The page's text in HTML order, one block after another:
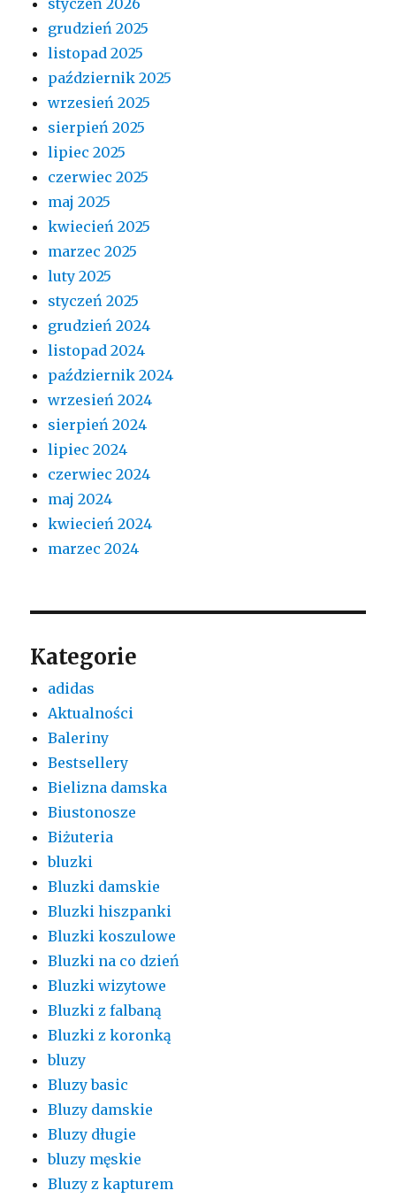
grudzień 2025
listopad 2025
październik 2025
wrzesień 2025
sierpień 2025
lipiec 2025
czerwiec 2025
maj 2025
kwiecień 2025
marzec 2025
luty 2025
styczeń 2025
grudzień 2024
listopad 2024
październik 2024
wrzesień 2024
sierpień 2024
lipiec 2024
czerwiec 2024
maj 2024
kwiecień 2024
marzec 2024
Kategorie
adidas
Aktualności
Baleriny
Bestsellery
Bielizna damska
Biustonosze
Biżuteria
bluzki
Bluzki damskie
Bluzki hiszpanki
Bluzki koszulowe
Bluzki na co dzień
Bluzki wizytowe
Bluzki z falbaną
Bluzki z koronką
bluzy
Bluzy basic
Bluzy damskie
Bluzy długie
bluzy męskie
Bluzy z kapturem